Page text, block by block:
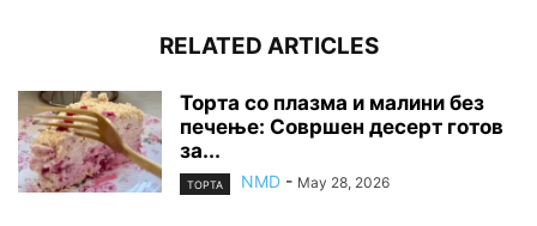
RELATED ARTICLES
Торта со плазма и малини без
печење: Совршен десерт готов
за...
ТОРТА NMD - May 28, 2026